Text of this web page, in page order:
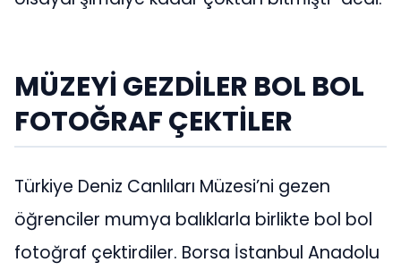
MÜZEYİ GEZDİLER BOL BOL
FOTOĞRAF ÇEKTİLER
Türkiye Deniz Canlıları Müzesi’ni gezen
öğrenciler mumya balıklarla birlikte bol bol
fotoğraf çektirdiler. Borsa İstanbul Anadolu